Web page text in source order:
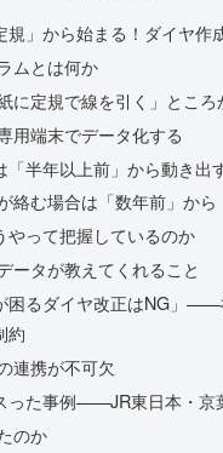
規」から始まる！ダイヤ作
ムとは何か
に定規で線を引く」ところ
用端末でデータ化する
「半年以上前」から動き出
絡む場合は「数年前」から
やって把握しているのか
ータが教えてくれること
困るダイヤ改正はNG」
約
連携が不可欠
った事例——JR東日本・京
のか